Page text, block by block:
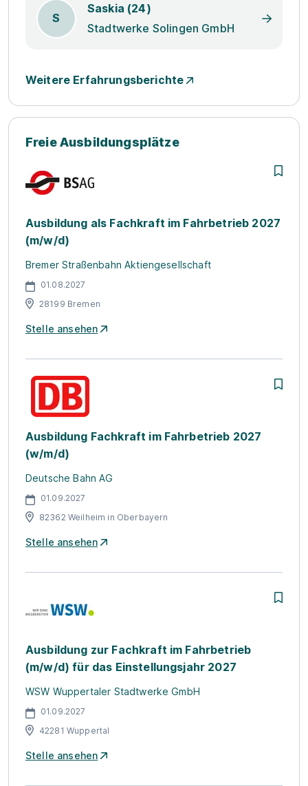
S
Saskia (24)
Stadtwerke Solingen GmbH
Weitere Erfahrungsberichte
Freie Ausbildungsplätze
Ausbildung als Fachkraft im Fahrbetrieb 2027
(m/w/d)
Bremer Straßenbahn Aktiengesellschaft
01.08.2027
28199 Bremen
Stelle ansehen
Ausbildung Fachkraft im Fahrbetrieb 2027
(w/m/d)
Deutsche Bahn AG
01.09.2027
82362 Weilheim in Oberbayern
Stelle ansehen
Ausbildung zur Fachkraft im Fahrbetrieb
(m/w/d) für das Einstellungsjahr 2027
WSW Wuppertaler Stadtwerke GmbH
01.09.2027
42281 Wuppertal
Stelle ansehen